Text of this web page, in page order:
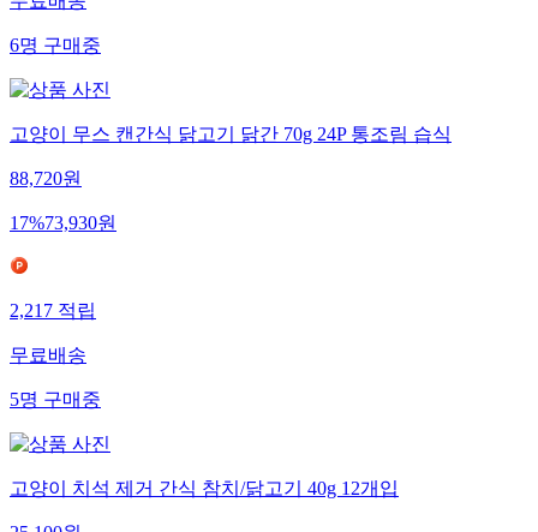
무료배송
6명구매중
고양이 무스 캔간식 닭고기 닭간 70g 24P 통조림 습식
88,720원
17%73,930원
2,217적립
무료배송
5명구매중
고양이 치석 제거 간식 참치/닭고기 40g 12개입